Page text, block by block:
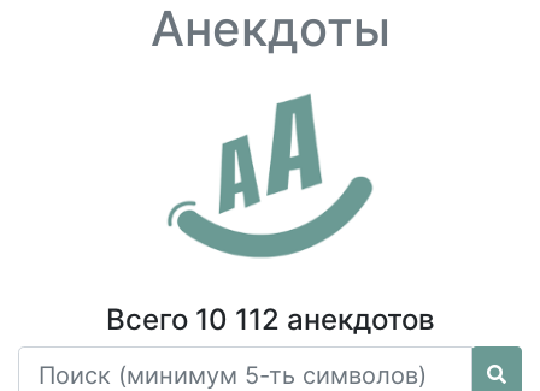
Анекдоты
Всего 10 112 анекдотов